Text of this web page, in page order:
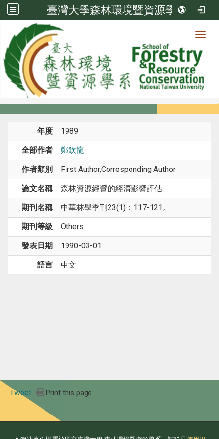
臺灣大學森林環境暨資源學系
系所成員
系所成員
年度 1989
全部作者 鄭欽龍
作者類別 First Author,Corresponding Author
論文名稱 森林資源經營的經濟影響評估
期刊名稱 中華林學季刊23(1)：117-121。
期刊等級 Others
發表日期 1990-03-01
語言 中文
Tweet Print this page